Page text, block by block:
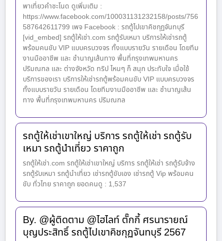
พาเที่ยวคำชะโนด ดูเพิ่มเติม :
https://www.facebook.com/100031131232158/posts/756
587642611799 เพจ Facebook : รถตู้ไปเขาคิชกุฏจันทบุรี
[vid_embed] รถตู้ให้เช่า.com รถตู้รับเหมา บริการให้เช่ารถตู้
พร้อมคนขับ VIP แบบครบวงจร ทั้งแบบรายวัน รายเดือน โดยทีม
งานมืออาชีพ และ ชำนาญเส้นทาง พื้นที่กรุงเทพมหานคร
ปริมณฑล และ ต่างจังหวัด ทริป ไหนๆ ก็ สนุก ประทับใจ เมื่อใช้
บริการของเรา บริการให้เช่ารถตู้พร้อมคนขับ VIP แบบครบวงจร
ทั้งแบบรายวัน รายเดือน โดยทีมงานมืออาชีพ และ ชำนาญเส้น
ทาง พื้นที่กรุงเทพมหานคร ปริมณฑล
รถตู้ให้เช่าเขาใหญ่ บริการ รถตู้ให้เช่า รถตู้รับ
เหมา รถตู้นำเที่ยว ราคาถูก
รถตู้ให้เช่า.com รถตู้ให้เช่าเขาใหญ่ บริการ รถตู้ให้เช่า รถตู้รับจ้าง
รถตู้รับเหมา รถตู้นำเที่ยว เช่ารถตู้ขับเอง เช่ารถตู้ Vip พร้อมคน
ขับ ทั่วไทย ราคาถูก ยอดคนดู : 1,537
By. @ผู้ติดตาม @ไฮไลท์ ตั๊กกี้ ศรนารายณ์
บุญประสิทธิ์ รถตู้ไปเขาคิชกุฏจันทบุรี 2567